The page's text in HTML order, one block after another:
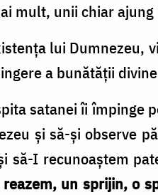
mult, unii chiar
lui Dumnezeu,
a bunătății
satanei îi împinge
și să-și observe
să-I recunoaștem
un sprijin, o